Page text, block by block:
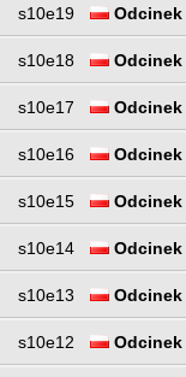
s10e19 Odcinek
s10e18 Odcinek
s10e17 Odcinek
s10e16 Odcinek
s10e15 Odcinek
s10e14 Odcinek
s10e13 Odcinek
s10e12 Odcinek